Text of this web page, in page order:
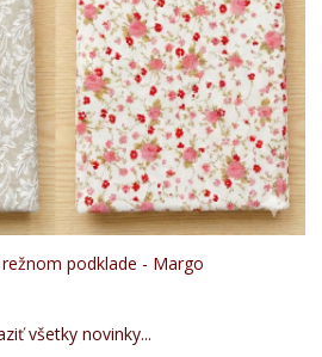
podklade - Margo
všetky novinky...